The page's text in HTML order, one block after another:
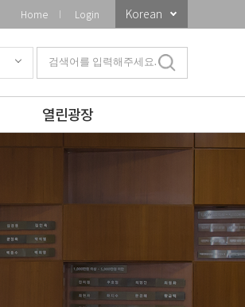
Home Login Korean
열린광장
검색어를 입력해주세요.